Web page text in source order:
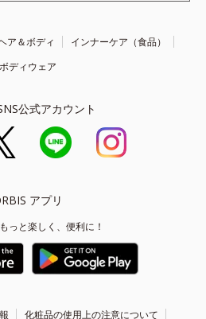
ア＆ボディ
インナーケア（食品）
ボディウェア
公式アカウント
アプリ
っと楽しく、便利に！
化粧品の使用上の注意について